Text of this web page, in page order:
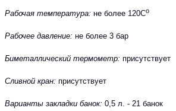
Рабочая температура: не более 120Со
Рабочее давление: не более 3 бар
Биметаллический термометр: присутствует
Сливной кран: присутствует
Варианты закладки банок: 0,5 л. - 21 банок